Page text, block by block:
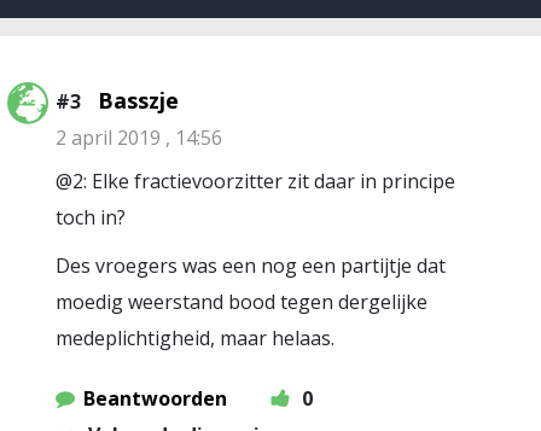
#3 Basszje
2 april 2019 , 14:56
@2: Elke fractievoorzitter zit daar in principe
toch in?
Des vroegers was een nog een partijtje dat
moedig weerstand bood tegen dergelijke
medeplichtigheid, maar helaas.
Beantwoorden
0